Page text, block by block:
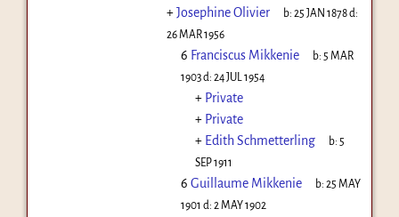
+Josephine Olivier b:25 JAN 1878d:
26 MAR 1956
6 Franciscus Mikkenie b: 5 MAR
1903d: 24 JUL 1954
+ Private
+ Private
+ Edith Schmetterling b: 5
SEP 1911
6 Guillaume Mikkenie b:25 MAY
1901 d: 2 MAY 1902